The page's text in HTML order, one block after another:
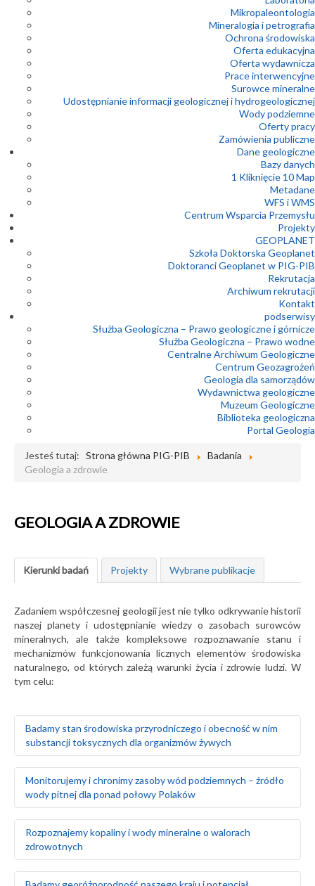
Mikropaleontologia
Mineralogia i petrografia
Ochrona środowiska
Oferta edukacyjna
Oferta wydawnicza
Prace interwencyjne
Surowce mineralne
Udostępnianie informacji geologicznej i hydrogeologicznej
Wody podziemne
Oferty pracy
Zamówienia publiczne
Dane geologiczne
Bazy danych
1 Kliknięcie 10 Map
Metadane
WFS i WMS
Centrum Wsparcia Przemysłu
Projekty
GEOPLANET
Szkoła Doktorska Geoplanet
Doktoranci Geoplanet w PIG-PIB
Rekrutacja
Archiwum rekrutacji
Kontakt
podserwisy
Służba Geologiczna – Prawo geologiczne i górnicze
Służba Geologiczna – Prawo wodne
Centralne Archiwum Geologiczne
Centrum Geozagrożeń
Geologia dla samorządów
Wydawnictwa geologiczne
Muzeum Geologiczne
Biblioteka geologiczna
Portal Geologia
Jesteś tutaj: Strona główna PIG-PIB
Badania
Geologia a zdrowie
GEOLOGIA A ZDROWIE
Kierunki badań Projekty Wybrane publikacje
Zadaniem współczesnej geologii jest nie tylko odkrywanie historii
naszej planety i udostępnianie wiedzy o zasobach surowców
mineralnych, ale także kompleksowe rozpoznawanie stanu i
mechanizmów funkcjonowania licznych elementów środowiska
naturalnego, od których zależą warunki życia i zdrowie ludzi. W
tym celu:
Badamy stan środowiska przyrodniczego i obecność w nim
substancji toksycznych dla organizmów żywych
skażenie w wyniku działalności człowieka
Prowadzimy badania geochemiczne wód
powierzchniowych, gleb i gruntów oraz osadów
wodnych rzek i jezior
Monitorujemy środowisko gruntowo-wodne w rejonie
obiektów stwarzających zagrożenie dla środowiska
naturalnego, takich jak: zakłady przemysłowe, magazyny
paliw, lotniska, bazy transportowe, jednostki wojskowe
Monitorujemy i chronimy zasoby wód podziemnych – źródło
wody pitnej dla ponad połowy Polaków
podziemnych na obszarze całego kraju
Szacujemy stopień wykorzystania zasobów wód
podziemnych – określamy rezerwy i wyznaczamy obszary
deficytowe
Rozpoznajemy kopaliny i wody mineralne o walorach
zdrowotnych